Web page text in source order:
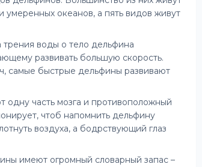
умеренных океанов, а пять видов живут
трения воды о тело дельфина
развивать большую скорость.
самые быстрые дельфины развивают
одну часть мозга и противоположный
чтоб напомнить дельфину
воздуха, а бодрствующий глаз
имеют огромный словарный запас –